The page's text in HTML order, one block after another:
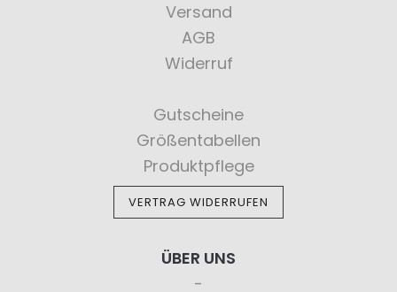
Versand
AGB
Widerruf
Gutscheine
Größentabellen
Produktpflege
VERTRAG WIDERRUFEN
ÜBER UNS